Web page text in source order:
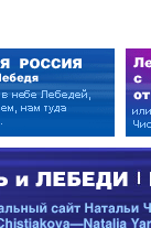
ЛЕБЕДИ | RUSI —